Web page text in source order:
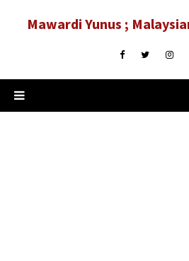
Mawardi Yunus ;